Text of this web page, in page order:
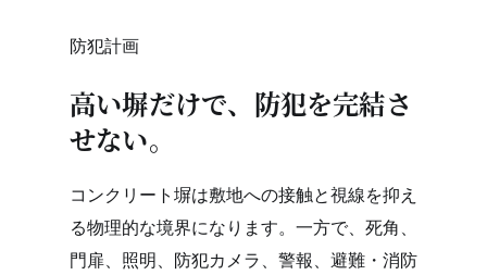
防犯計画
高い塀だけで、防犯を完結さ
せない。
コンクリート塀は敷地への接触と視線を抑え
る物理的な境界になります。一方で、死角、
門扉、照明、防犯カメラ、警報、避難・消防